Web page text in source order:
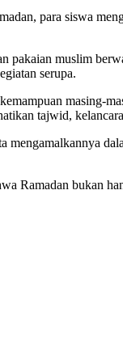
para siswa
pakaian muslim
serupa.
masing-
tajwid,
Ramadan bukan